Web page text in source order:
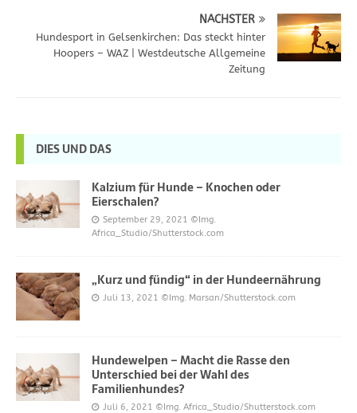
NÄCHSTER
Hundesport in Gelsenkirchen: Das steckt hinter
Hoopers – WAZ | Westdeutsche Allgemeine
Zeitung
DIES UND DAS
Kalzium für Hunde – Knochen oder
Eierschalen?
September 29, 2021 ©Img.
Africa_Studio/Shutterstock.com
„Kurz und fündig“ in der Hundeernährung
Juli 13, 2021 ©Img. Marsan/Shutterstock.com
Hundewelpen – Macht die Rasse den
Unterschied bei der Wahl des
Familienhundes?
Juli 6, 2021 ©Img. Africa_Studio/Shutterstock.com